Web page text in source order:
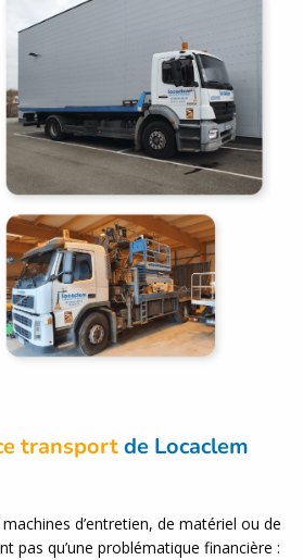
transportde Locaclem
d’entretien, de matériel ou de
pas qu’une problématique financière :